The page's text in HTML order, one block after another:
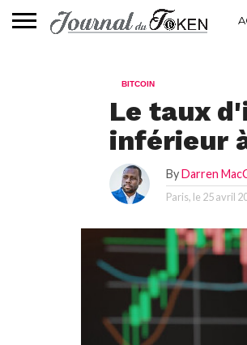
BITCOIN
Le taux
inférieur
ByDarren
Paris, le 25 avril